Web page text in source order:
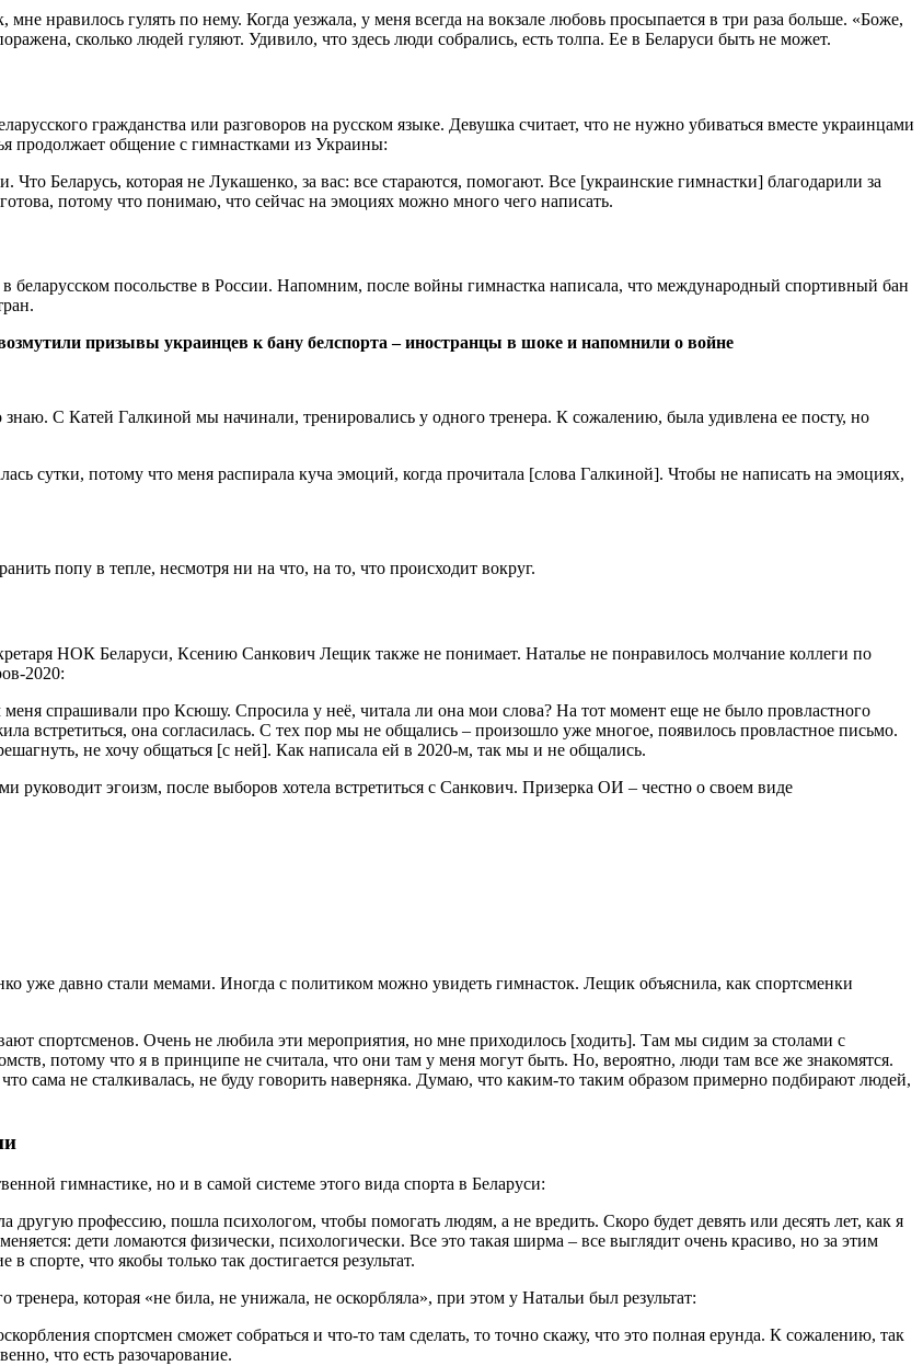
гулять по нему. Когда уезжала, у меня всегда на вокзале любовь просыпается в три раза больше. «Боже,
сколько людей гуляют. Удивило, что здесь люди собрались, есть толпа. Ее в Беларуси быть не может.
гражданства или разговоров на русском языке. Девушка считает, что не нужно убиваться вместе украинцами
продолжает общение с гимнастками из Украины:
Беларусь, которая не Лукашенко, за вас: все стараются, помогают. Все [украинские гимнастки] благодарили за
потому что понимаю, что сейчас на эмоциях можно много чего написать.
беларусском посольстве в России. Напомним, после войны гимнастка написала, что международный спортивный бан
призывы украинцев к бану белспорта – иностранцы в шоке и напомнили о войне
С Катей Галкиной мы начинали, тренировались у одного тренера. К сожалению, была удивлена ее посту, но
сутки, потому что меня распирала куча эмоций, когда прочитала [слова Галкиной]. Чтобы не написать на эмоциях,
попу в тепле, несмотря ни на что, на то, что происходит вокруг.
НОК Беларуси, Ксению Санкович Лещик также не понимает. Наталье не понравилось молчание коллеги по
2020:
спрашивали про Ксюшу. Спросила у неё, читала ли она мои слова? На тот момент еще не было провластного
встретиться, она согласилась. С тех пор мы не общались – произошло уже многое, появилось провластное письмо.
не хочу общаться [с ней]. Как написала ей в 2020-м, так мы и не общались.
уже давно стали мемами. Иногда с политиком можно увидеть гимнасток. Лещик объяснила, как спортсменки
спортсменов. Очень не любила эти мероприятия, но мне приходилось [ходить]. Там мы сидим за столами с
потому что я в принципе не считала, что они там у меня могут быть. Но, вероятно, люди там все же знакомятся.
сама не сталкивалась, не буду говорить наверняка. Думаю, что каким-то таким образом примерно подбирают людей,
гимнастике, но и в самой системе этого вида спорта в Беларуси:
другую профессию, пошла психологом, чтобы помогать людям, а не вредить. Скоро будет девять или десять лет, как я
дети ломаются физически, психологически. Все это такая ширма – все выглядит очень красиво, но за этим
что якобы только так достигается результат.
которая «не била, не унижала, не оскорбляла», при этом у Натальи был результат:
спортсмен сможет собраться и что-то там сделать, то точно скажу, что это полная ерунда. К сожалению, так
что есть разочарование.